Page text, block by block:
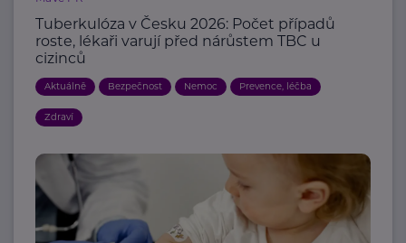
Tuberkulóza v Česku 2026: Počet případů
roste, lékaři varují před nárůstem TBC u
cizinců
Aktuálně Bezpečnost Nemoc Prevence, léčba
Zdraví